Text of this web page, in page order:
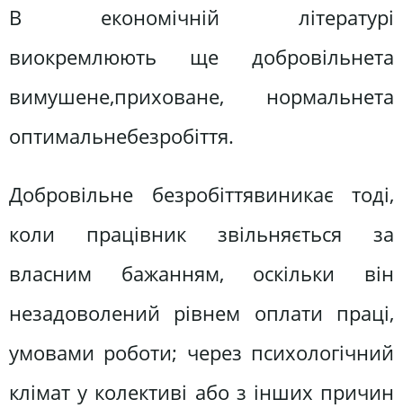
В економічній літературі
виокремлюють ще добровільнета
вимушене,приховане, нормальнета
оптимальнебезробіття.
Добровільне безробіттявиникає тоді,
коли працівник звільняється за
власним бажанням, оскільки він
незадоволений рівнем оплати праці,
умовами роботи; через психологічний
клімат у колективі або з інших причин